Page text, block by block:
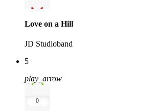
Love on a Hill
JD Studioband
5
play_arrow
0